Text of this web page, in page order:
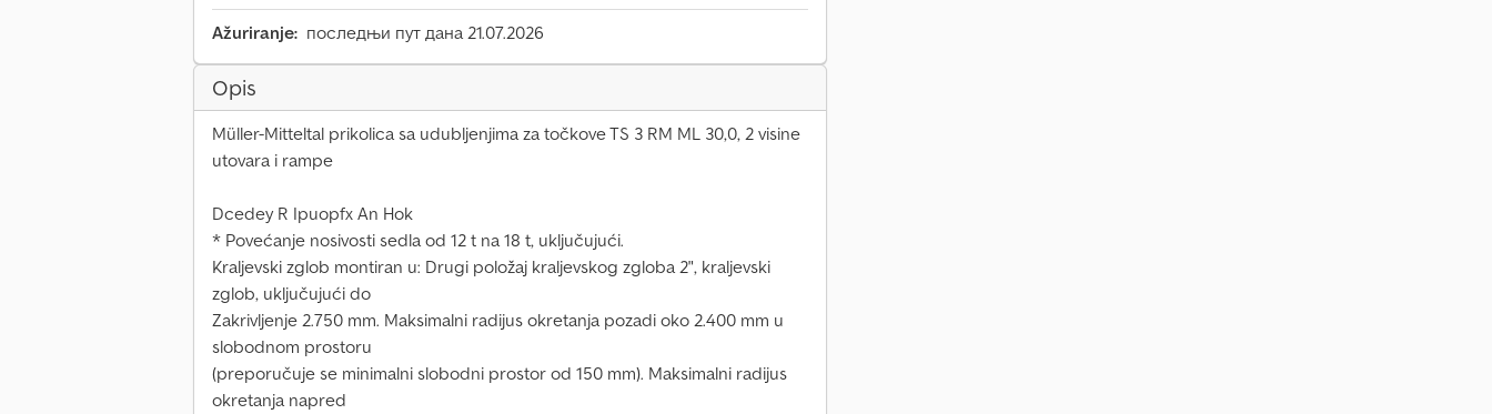
Ažuriranje: последњи пут дана 21.07.2026
Opis
Müller-Mitteltal prikolica sa udubljenjima za točkove TS 3 RM ML 30,0, 2 visine
utovara i rampe
Dcedey R Ipuopfx An Hok
* Povećanje nosivosti sedla od 12 t na 18 t, uključujući.
Kraljevski zglob montiran u: Drugi položaj kraljevskog zgloba 2", kraljevski
zglob, uključujući do
Zakrivljenje 2.750 mm. Maksimalni radijus okretanja pozadi oko 2.400 mm u
slobodnom prostoru
(preporučuje se minimalni slobodni prostor od 150 mm). Maksimalni radijus
okretanja napred